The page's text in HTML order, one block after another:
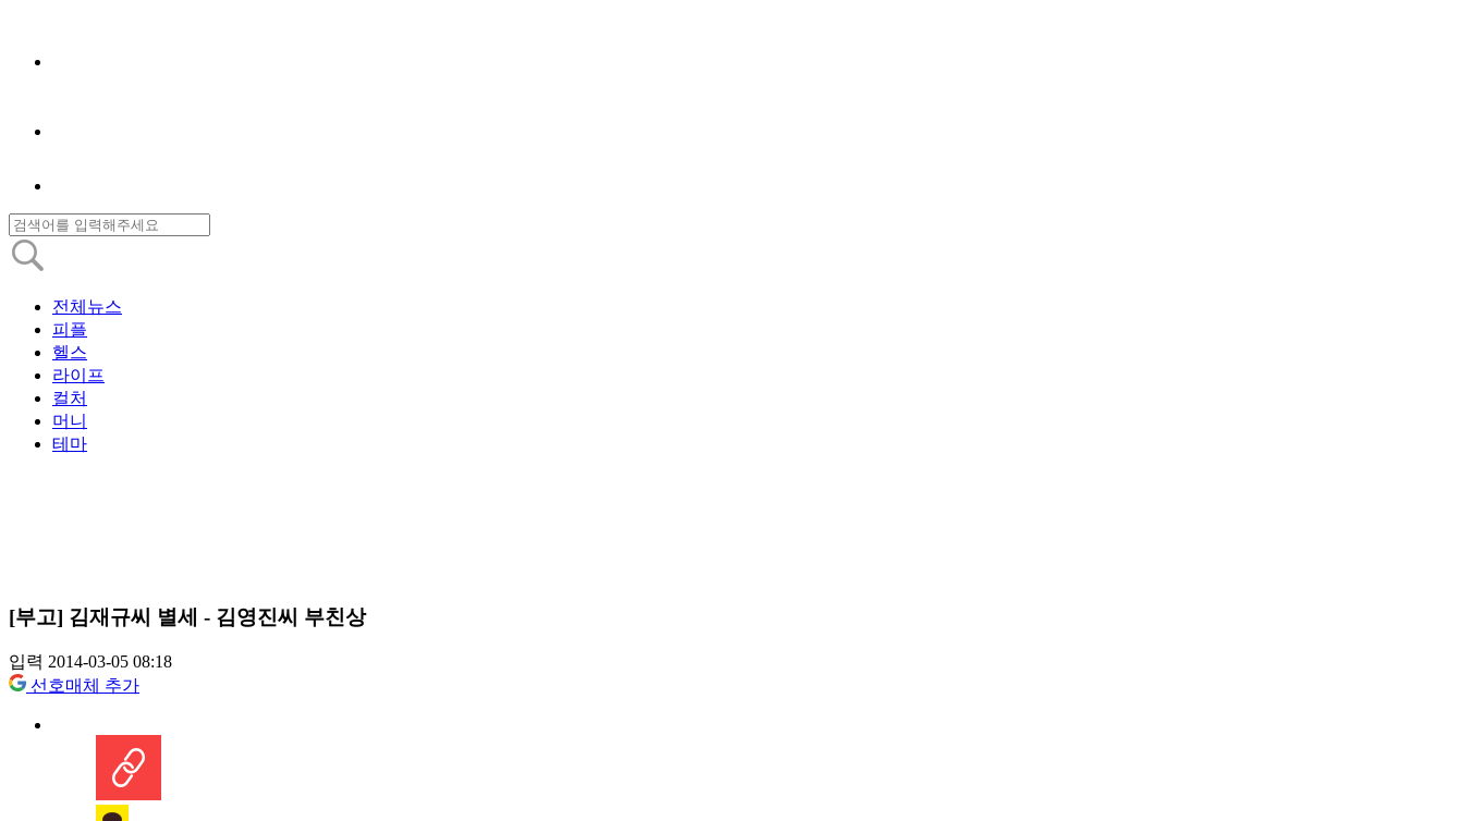
전체뉴스
피플
헬스
라이프
컬처
머니
테마
[부고] 김재규씨 별세 - 김영진씨 부친상
입력 2014-03-05 08:18
선호매체 추가